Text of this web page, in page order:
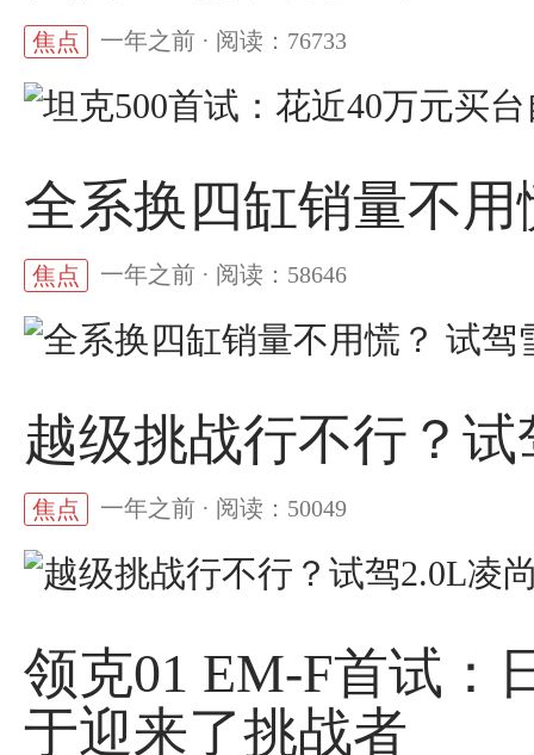
焦点 一年之前 · 阅读：76733
全系换四缸销量不
焦点 一年之前 · 阅读：58646
越级挑战行不行？
焦点 一年之前 · 阅读：50049
领克01 EM-F首试：
于迎来了挑战者